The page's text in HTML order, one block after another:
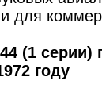
для
(1
году